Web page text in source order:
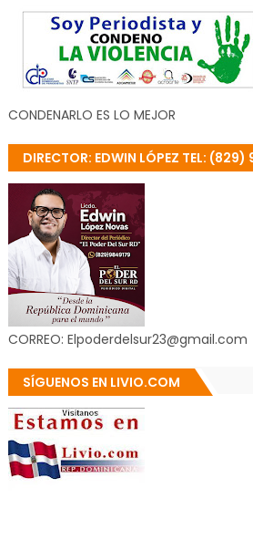
CONDENARLO ES LO MEJOR
DIRECTOR: EDWIN LÓPEZ TEL:
CORREO: Elpoderdelsur23@gmail.com
SÍGUENOS EN LIVIO.COM